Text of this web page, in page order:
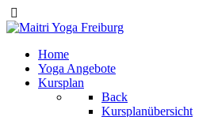
Home
Yoga Angebote
Kursplan
Back
Kursplanübersicht